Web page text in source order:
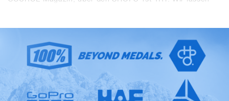
während der dreitägigen Veranstaltung 8390 Testvorgänge
aufgezeichnet. Last but not least haben auch die
Abmessungen der Outdoor Fläche mit 2400 qm und die der
Indoor Area mit 1548 qm alle „Pre-Corona“ Dimensionen
übertroffen. Der SFT ist zurück, „bigger, better and
stronger“ als je zuvor, jetzt eben als „Clearly the biggest
snowboard-business get together anywhere on the planet.